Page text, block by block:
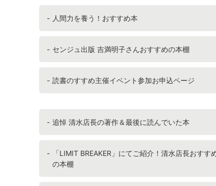
人間力を養う！おすすめ本
センジュ出版 吉満明子さんおすすめの本棚
読書のすすめ主催イベント参加お申込ページ
追悼 清水店長の著作＆最後に読んでいた本
「LIMIT BREAKER」にてご紹介！清水店長おすす
の本棚